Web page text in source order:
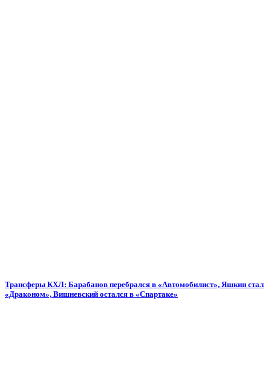
Трансферы КХЛ: Барабанов перебрался в «Автомобилист», Яшкин стал
«Драконом», Вишневский остался в «Спартаке»